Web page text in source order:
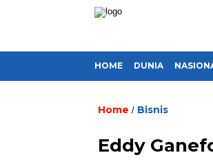
HOME DUNIA
Home / Bisnis
Eddy